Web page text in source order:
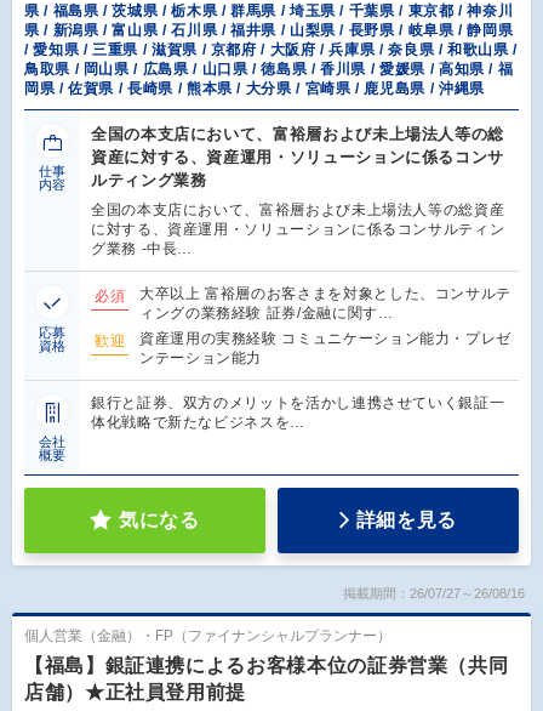
県 / 福島県 / 茨城県 / 栃木県 / 群馬県 / 埼玉県 / 千葉県 / 東京都 / 神奈川
県 / 新潟県 / 富山県 / 石川県 / 福井県 / 山梨県 / 長野県 / 岐阜県 / 静岡県
/ 愛知県 / 三重県 / 滋賀県 / 京都府 / 大阪府 / 兵庫県 / 奈良県 / 和歌山県 /
鳥取県 / 岡山県 / 広島県 / 山口県 / 徳島県 / 香川県 / 愛媛県 / 高知県 / 福
岡県 / 佐賀県 / 長崎県 / 熊本県 / 大分県 / 宮崎県 / 鹿児島県 / 沖縄県
仕事
内容
全国の本支店において、富裕層および未上場法人等の総
資産に対する、資産運用・ソリューションに係るコンサ
ルティング業務
全国の本支店において、富裕層および未上場法人等の総資産
に対する、資産運用・ソリューションに係るコンサルティン
グ業務 -中長…
応募
資格
必須
大卒以上 富裕層のお客さまを対象とした、コンサルテ
ィングの業務経験 証券/金融に関す…
歓迎
資産運用の実務経験 コミュニケーション能力・プレゼ
ンテーション能力
会社
概要
銀行と証券、双方のメリットを活かし連携させていく銀証一
体化戦略で新たなビジネスを…
気になる 詳細を見る
掲載期間：26/07/27～26/08/16
個人営業（金融）・FP（ファイナンシャルプランナー）
【福島】銀証連携によるお客様本位の証券営業（共同
店舗）★正社員登用前提